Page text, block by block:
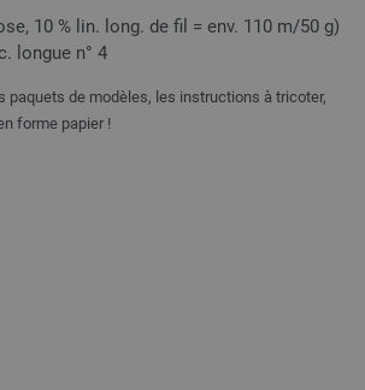
10 % lin. long. de fil = env. 110 m/50 g)
longue n° 4
de modèles, les instructions à tricoter,
forme papier !